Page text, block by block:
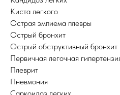
Киста легкого
Острая эмпиема плевры
Острый бронхит
Острый обструктивный бронхит
Первичная легочная
Плеврит
Пневмония